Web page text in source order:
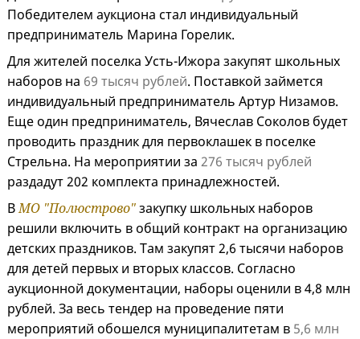
Победителем аукциона стал индивидуальный
предприниматель Марина Горелик.
Для жителей поселка Усть-Ижора закупят школьных
наборов на 69 тысяч рублей. Поставкой займется
индивидуальный предприниматель Артур Низамов.
Еще один предприниматель, Вячеслав Соколов будет
проводить праздник для первоклашек в поселке
Стрельна. На мероприятии за 276 тысяч рублей
раздадут 202 комплекта принадлежностей.
ВМО "Полюстрово"закупку школьных наборов
решили включить в общий контракт на организацию
детских праздников. Там закупят 2,6 тысячи наборов
для детей первых и вторых классов. Согласно
аукционной документации, наборы оценили в 4,8 млн
рублей. За весь тендер на проведение пяти
мероприятий обошелся муниципалитетам в 5,6 млн